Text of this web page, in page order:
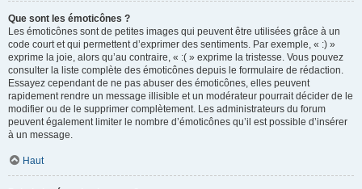
Que sont les émoticônes ?
Les émoticônes sont de petites images qui peuvent être utilisées grâce à un
code court et qui permettent d’exprimer des sentiments. Par exemple, « :) »
exprime la joie, alors qu’au contraire, « :( » exprime la tristesse. Vous pouvez
consulter la liste complète des émoticônes depuis le formulaire de rédaction.
Essayez cependant de ne pas abuser des émoticônes, elles peuvent
rapidement rendre un message illisible et un modérateur pourrait décider de le
modifier ou de le supprimer complètement. Les administrateurs du forum
peuvent également limiter le nombre d’émoticônes qu’il est possible d’insérer
à un message.
Haut